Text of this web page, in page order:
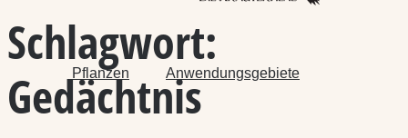
Pflanzen Anwendungsgebiete
Schlagwort:
Gedächtnis